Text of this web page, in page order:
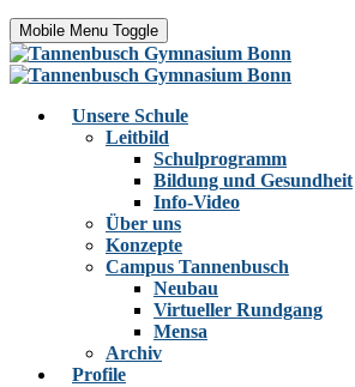
Mobile Menu Toggle
Unsere Schule
Leitbild
Schulprogramm
Bildung und Gesundheit
Info-Video
Über uns
Konzepte
Campus Tannenbusch
Neubau
Virtueller Rundgang
Mensa
Archiv
Profile